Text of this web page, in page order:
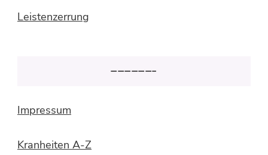
Leistenzerrung
——————–
Impressum
Kranheiten A-Z